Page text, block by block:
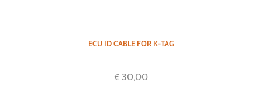
ECU ID CABLE FOR K-TAG
€30,00